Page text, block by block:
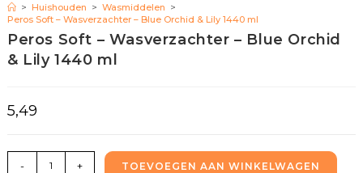
> Huishouden > Wasmiddelen >
Peros Soft – Wasverzachter – Blue Orchid & Lily 1440 ml
Peros Soft – Wasverzachter – Blue Orchid
& Lily 1440 ml
5,49
- + TOEVOEGEN AAN WINKELWAGEN